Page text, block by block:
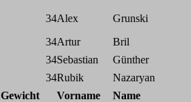
34Alex
Grunski
34Artur
Bril
34Sebastian
Günther
34Rubik
Nazaryan
Gewicht
Vorname
Name